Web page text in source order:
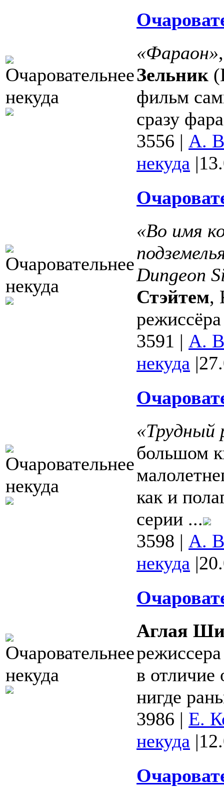
«Фараон»
Зельник
фильм
сразу
3556 | А.
некуда |
«Во имя
Dungeon
Стэйтем,
режиссёра
3591 | А.
некуда |
«Трудный
большом
как и
серии ...
3598 | А.
некуда |
Аглая
в отличие
нигде
3986 | Е.
некуда |